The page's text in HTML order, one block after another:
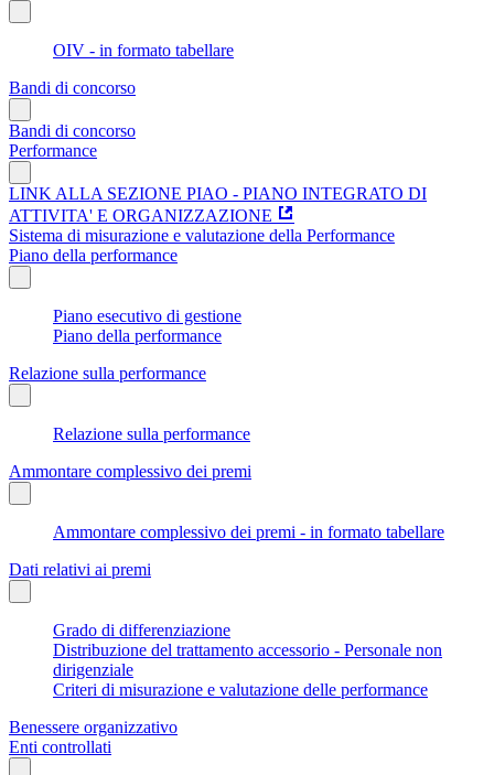
OIV - in formato tabellare
Bandi di concorso
Bandi di concorso
Performance
LINK ALLA SEZIONE PIAO - PIANO INTEGRATO DI
ATTIVITA' E ORGANIZZAZIONE
Sistema di misurazione e valutazione della Performance
Piano della performance
Piano esecutivo di gestione
Piano della performance
Relazione sulla performance
Relazione sulla performance
Ammontare complessivo dei premi
Ammontare complessivo dei premi - in formato tabellare
Dati relativi ai premi
Grado di differenziazione
Distribuzione del trattamento accessorio - Personale non
dirigenziale
Criteri di misurazione e valutazione delle performance
Benessere organizzativo
Enti controllati